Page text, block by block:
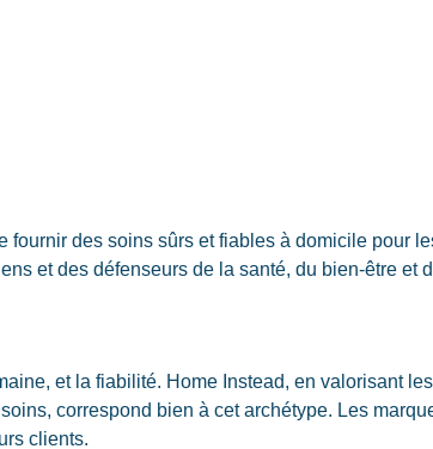
fournir des soins sûrs et fiables à domicile pour
et des défenseurs de la santé, du bien-être et
et la fiabilité. Home Instead, en valorisant
correspond bien à cet archétype. Les
clients.